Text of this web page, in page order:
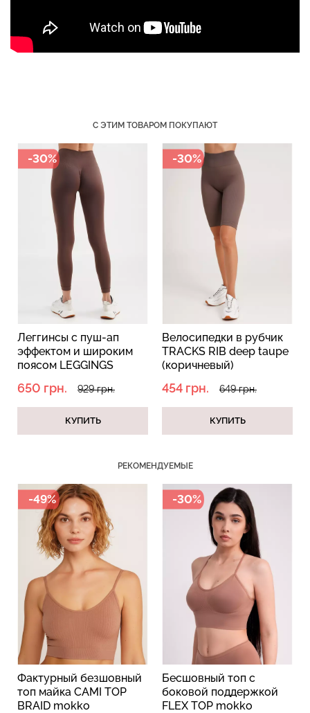
С ЭТИМ ТОВАРОМ ПОКУПАЮТ
-30%
Велосипедки в рубчик
TRACKS RIB deep taupe
(коричневый)
454 грн. 649 грн.
КУПИТЬ
-30%
Бесшовные леггинсы
микрофибры LEGGINGS
02 deep taupe
552 грн. 789 грн.
КУПИТЬ
РЕКОМЕНДУЕМЫЕ
-49%
Фактурный безшовный
топ майка CAMI TOP
BRAID mokko
-30%
Бесшовный топ с
боковой поддержкой
FLEX TOP mokko